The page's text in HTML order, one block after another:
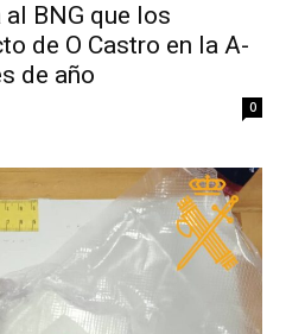
BNG que los
de O Castro en la A-
de año
0